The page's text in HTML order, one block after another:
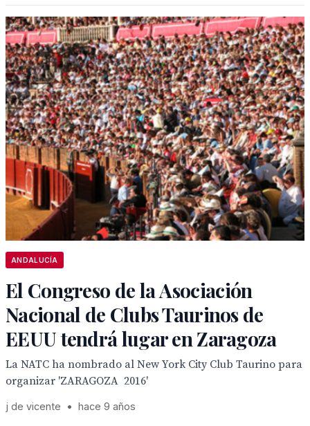
ANDALUCÍA
El Congreso de la Asociación
Nacional de Clubs Taurinos de
EEUU tendrá lugar en Zaragoza
La NATC ha nombrado al New York City Club Taurino para
organizar 'ZARAGOZA 2016'
j de vicente • hace 9 años